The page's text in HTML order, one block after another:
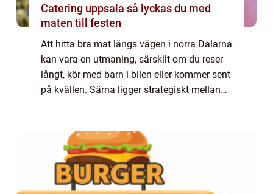
Catering uppsala så lyckas du med
maten till festen
Att hitta bra mat längs vägen i norra Dalarna
kan vara en utmaning, särskilt om du reser
långt, kör med barn i bilen eller kommer sent
på kvällen. Särna ligger strategiskt mellan